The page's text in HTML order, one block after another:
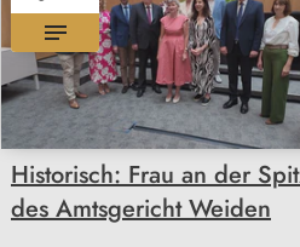
Historisch: Frau an der
des Amtsgericht Weiden